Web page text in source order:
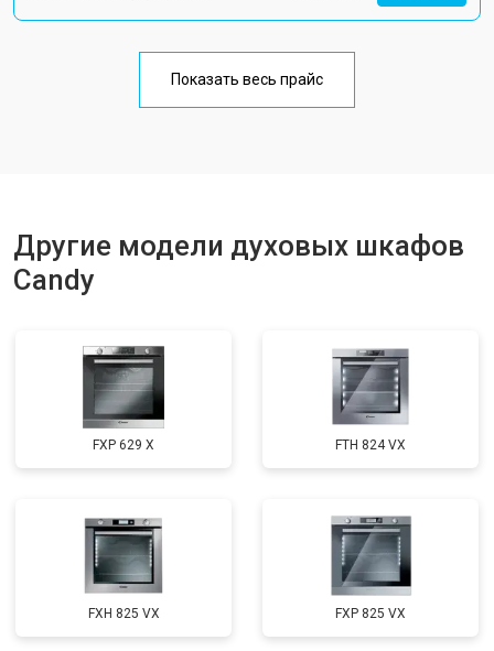
Показать весь прайс
Другие модели духовых шкафов
Candy
FXP 629 X FTH 824 VX
FXH 825 VX FXP 825 VX